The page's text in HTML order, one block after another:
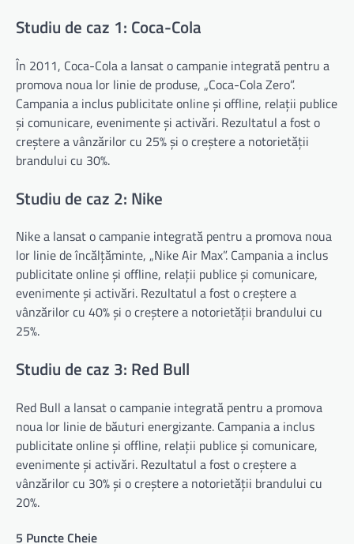
Studiu de caz 1: Coca-Cola
În 2011, Coca-Cola a lansat o campanie integrată pentru a
promova noua lor linie de produse, „Coca-Cola Zero”.
Campania a inclus publicitate online și offline, relații publice
și comunicare, evenimente și activări. Rezultatul a fost o
creștere a vânzărilor cu 25% și o creștere a notorietății
brandului cu 30%.
Studiu de caz 2: Nike
Nike a lansat o campanie integrată pentru a promova noua
lor linie de încălțăminte, „Nike Air Max”. Campania a inclus
publicitate online și offline, relații publice și comunicare,
evenimente și activări. Rezultatul a fost o creștere a
vânzărilor cu 40% și o creștere a notorietății brandului cu
25%.
Studiu de caz 3: Red Bull
Red Bull a lansat o campanie integrată pentru a promova
noua lor linie de băuturi energizante. Campania a inclus
publicitate online și offline, relații publice și comunicare,
evenimente și activări. Rezultatul a fost o creștere a
vânzărilor cu 30% și o creștere a notorietății brandului cu
20%.
5 Puncte Cheie